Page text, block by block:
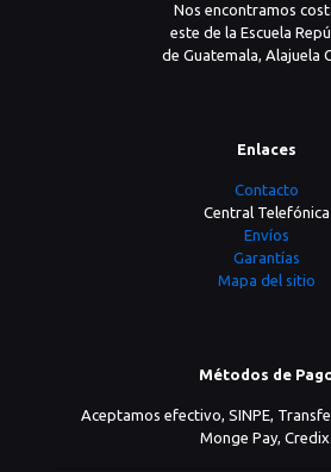
Nos encontramos
este de la Escuela
de Guatemala, Alajuela
Enlaces
Contacto
Central Telefónica
Envíos
Garantías
Mapa del sitio
Métodos de
Aceptamos efectivo, SINPE,
Monge Pay, Credix.